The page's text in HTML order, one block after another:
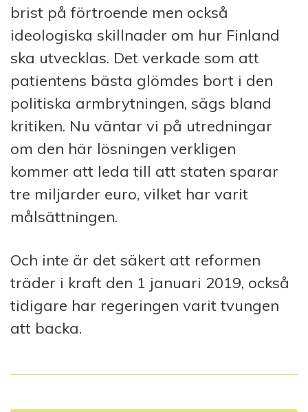
brist på förtroende men också
ideologiska skillnader om hur Finland
ska utvecklas. Det verkade som att
patientens bästa glömdes bort i den
politiska armbrytningen, sägs bland
kritiken. Nu väntar vi på utredningar
om den här lösningen verkligen
kommer att leda till att staten sparar
tre miljarder euro, vilket har varit
målsättningen.
Och inte är det säkert att reformen
träder i kraft den 1 januari 2019, också
tidigare har regeringen varit tvungen
att backa.